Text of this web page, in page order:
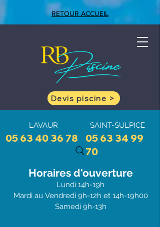
Devis piscine >
LAVAUR SAINT-SULPICE
05 63 40 36 78
05 63 34 99
70
Horaires d'ouverture
Lundi 14h-19h
Mardi au Vendredi 9h-12h et 14h-19h00
Samedi 9h-13h
RETOUR ACCUEIL